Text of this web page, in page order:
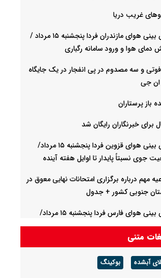
غریب دریا
پیش بینی هوای مازندران فردا پنجشنبه ۱۵ مرداد /
دمای هوا و ورود سامانه رگباری
و سه مصدوم در پی انفجار در یک جایگاه
جی
باز پرستاران
برای خبرنگاران رایگان شد
پیش بینی هوای قزوین فردا پنجشنبه ۱۵ مرداد/
جوی نسبتاً پایدار تا اوایل هفته آینده
مهم درباره برگزاری امتحانات نهایی معوق در
پیش بینی هوای فارس فردا پنجشنبه ۱۵ مرداد/
آب‌گرفتگی و سیلابی شدن مسیل‌ها
متنی
آبشده بوکینگ